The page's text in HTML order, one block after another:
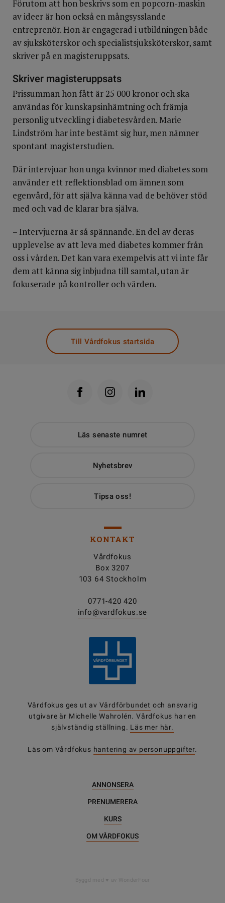
Förutom att hon beskrivs som en popcorn-maskin
av ideer är hon också en mångsysslande
entreprenör. Hon är engagerad i utbildningen både
av sjuksköterskor och specialistsjuksköterskor, samt
skriver på en magisteruppsats.
Skriver magisteruppsats
Prissumman hon fått är 25 000 kronor och ska
användas för kunskapsinhämtning och främja
personlig utveckling i diabetesvården. Marie
Lindström har inte bestämt sig hur, men nämner
spontant magisterstudien.
Där intervjuar hon unga kvinnor med diabetes som
använder ett reflektionsblad om ämnen som
egenvård, för att själva känna vad de behöver stöd
med och vad de klarar bra själva.
– Intervjuerna är så spännande. En del av deras
upplevelse av att leva med diabetes kommer från
oss i vården. Det kan vara exempelvis att vi inte får
dem att känna sig inbjudna till samtal, utan är
fokuserade på kontroller och värden.
Till Vårdfokus startsida
Läs senaste numret
Nyhetsbrev
Tipsa oss!
KONTAKT
Vårdfokus
Box 3207
103 64 Stockholm
0771-420 420
info@vardfokus.se
Vårdfokus ges ut av Vårdförbundet och ansvarig
utgivare är Michelle Wahrolén. Vårdfokus har en
självständig ställning. Läs mer här.
Läs om Vårdfokus hantering av personuppgifter.
ANNONSERA
PRENUMERERA
KURS
OM VÅRDFOKUS
Byggd med av WonderFour